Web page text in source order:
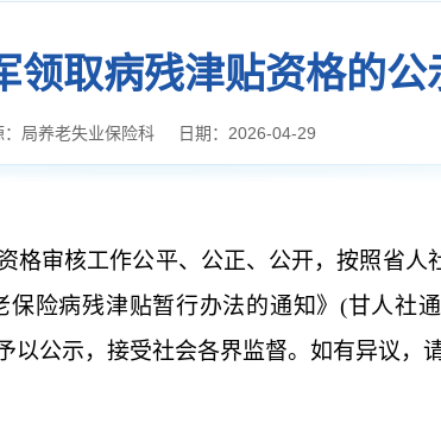
领取病残津贴资格的公
：局养老失业保险科 日期：2026-04-29
格审核工作公平、公正、公开，按照省人
保险病残津贴暂行办法的通知》 (甘人社通
以公示，接受社会各界监督。 如有异议，